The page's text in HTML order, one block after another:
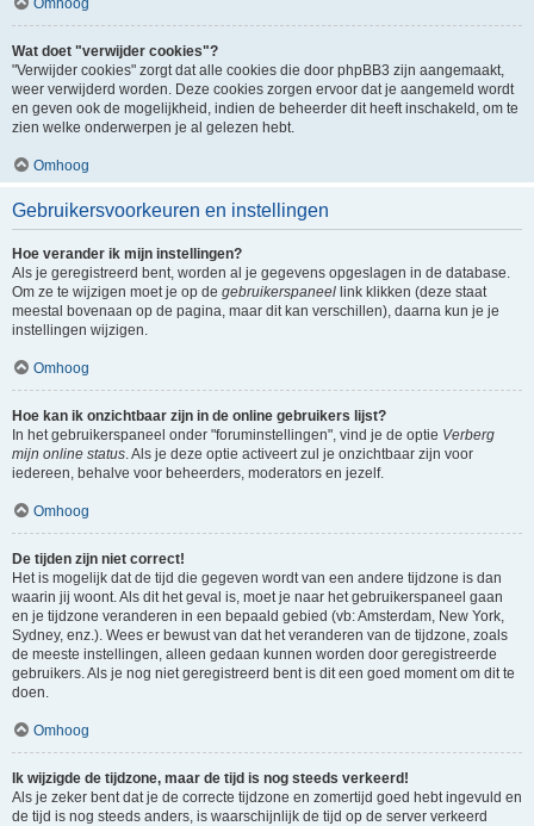
Omhoog
Wat doet "verwijder cookies"?
"Verwijder cookies" zorgt dat alle cookies die door phpBB3 zijn aangemaakt,
weer verwijderd worden. Deze cookies zorgen ervoor dat je aangemeld wordt
en geven ook de mogelijkheid, indien de beheerder dit heeft inschakeld, om te
zien welke onderwerpen je al gelezen hebt.
Omhoog
Gebruikersvoorkeuren en instellingen
Hoe verander ik mijn instellingen?
Als je geregistreerd bent, worden al je gegevens opgeslagen in de database.
Om ze te wijzigen moet je op de gebruikerspaneel link klikken (deze staat
meestal bovenaan op de pagina, maar dit kan verschillen), daarna kun je je
instellingen wijzigen.
Omhoog
Hoe kan ik onzichtbaar zijn in de online gebruikers lijst?
In het gebruikerspaneel onder "foruminstellingen", vind je de optie Verberg
mijn online status. Als je deze optie activeert zul je onzichtbaar zijn voor
iedereen, behalve voor beheerders, moderators en jezelf.
Omhoog
De tijden zijn niet correct!
Het is mogelijk dat de tijd die gegeven wordt van een andere tijdzone is dan
waarin jij woont. Als dit het geval is, moet je naar het gebruikerspaneel gaan
en je tijdzone veranderen in een bepaald gebied (vb: Amsterdam, New York,
Sydney, enz.). Wees er bewust van dat het veranderen van de tijdzone, zoals
de meeste instellingen, alleen gedaan kunnen worden door geregistreerde
gebruikers. Als je nog niet geregistreerd bent is dit een goed moment om dit te
doen.
Omhoog
Ik wijzigde de tijdzone, maar de tijd is nog steeds verkeerd!
Als je zeker bent dat je de correcte tijdzone en zomertijd goed hebt ingevuld en
de tijd is nog steeds anders, is waarschijnlijk de tijd op de server verkeerd